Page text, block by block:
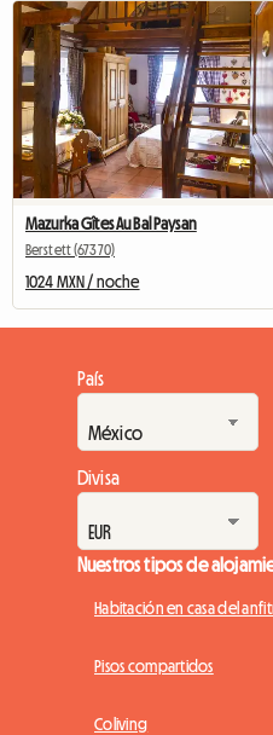
Mazurka Gîtes Au Bal Paysan
Berstett (67370)
1024 MXN / noche
País
Divisa
Nuestros tipos de
Habitación en casa del
Pisos compartidos
Coliving